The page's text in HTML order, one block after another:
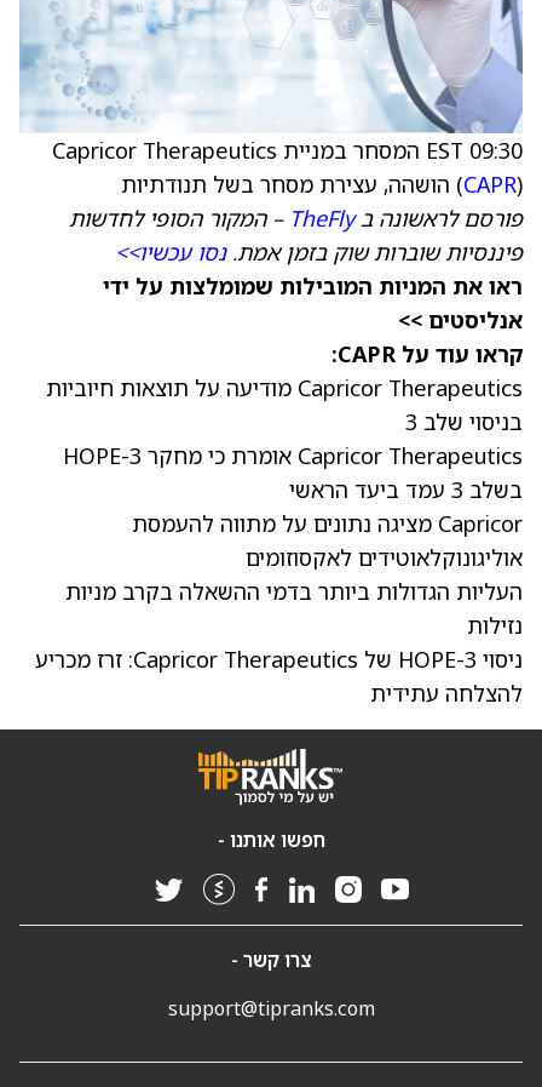
09:30 EST המסחר במניית Capricor Therapeutics
(CAPR) הושהה, עצירת מסחר בשל תנודתיות
פורסם לראשונה בTheFly – המקור הסופי לחדשות
פיננסיות שוברות שוק בזמן אמת.נסו עכשיו>>
ראו את המניות המובילות שמומלצות על ידי
אנליסטים >>
קראו עוד על CAPR:
Capricor Therapeutics מודיעה על תוצאות חיוביות
בניסוי שלב 3
Capricor Therapeutics אומרת כי מחקר HOPE-3
בשלב 3 עמד ביעד הראשי
Capricor מציגה נתונים על מתווה להעמסת
אוליגונוקלאוטידים לאקסוזומים
העליות הגדולות ביותר בדמי ההשאלה בקרב מניות
נזילות
ניסוי HOPE-3 של Capricor Therapeutics: זרז מכריע
להצלחה עתידית
חפשו אותנו -
צרו קשר -
support@tipranks.com